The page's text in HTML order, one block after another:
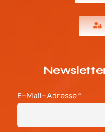
E-Mail-Adresse*